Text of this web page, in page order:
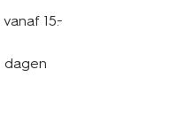
15.-
dagen